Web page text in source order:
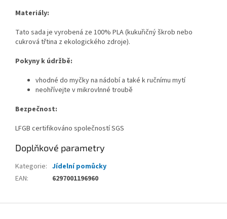
Materiály:
Tato sada je vyrobená ze 100% PLA (kukuřičný škrob nebo
cukrová třtina z ekologického zdroje).
Pokyny k údržbě:
vhodné do myčky na nádobí a také k ručnímu mytí
neohřívejte v mikrovlnné troubě
Bezpečnost:
LFGB certifikováno společností SGS
Doplňkové parametry
Kategorie: Jídelní pomůcky
EAN: 6297001196960